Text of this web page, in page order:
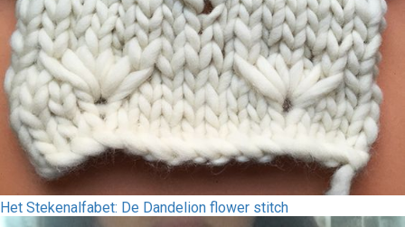
Het Stekenalfabet: De Dandelion flower stitch